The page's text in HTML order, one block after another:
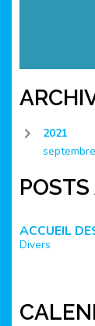
2021
septembre
ACCUEIL
Divers